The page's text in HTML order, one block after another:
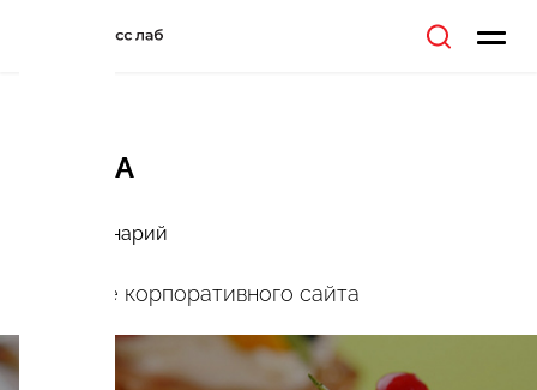
ПЫШКА
Сеть кулинарий
Создание корпоративного сайта